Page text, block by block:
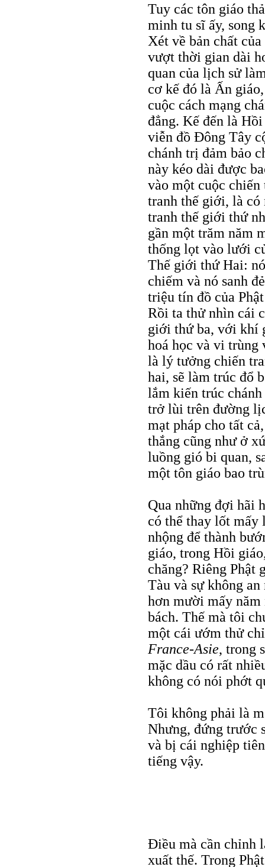
Tuy các tôn giáo
minh tu sĩ ấy, song
Xét về bản chất
vượt thời gian dài
quan của lịch sử
cơ kế đó là Ấn
cuộc cách mạng
đẳng. Kế đến là
viễn đồ Đông Tây
chánh trị đảm bảo
này kéo dài được
vào một cuộc
tranh thế giới, là
tranh thế giới thứ
gần một trăm năm
thống lọt vào lưới
Thế giới thứ Hai:
chiếm và nó sanh
triệu tín đồ của
Rồi ta thử nhìn cái
giới thứ ba, với khí
hoá học và vi
là lý tưởng chiến
hai, sẽ làm trúc đổ
lắm kiến trúc
trở lùi trên đường
mạt pháp cho tất
thắng cũng như ở
luồng gió bi quan,
một tôn giáo bao
Qua những đợi hãi
có thể thay lốt mấy
nhộng để thành
giáo, trong Hồi
chăng? Riêng Phật
Tàu và sự không
hơn mười mấy
bách. Thế mà tôi
một cái ướm thử
France-Asie, trong
mặc dầu có rất
không có nói phớt
Tôi không phải là
Nhưng, đứng trước
và bị cái nghiệp
tiếng vậy.
Điều mà cần chỉnh
xuất thế. Trong